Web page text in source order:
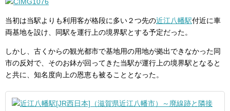
当初は当駅よりも利用客が格段に多い２つ先の近江八幡駅付近に車
両基地を設け、同駅を運行上の境界駅とする予定だった。
しかし、古くからの観光都市で基地用の用地が拠出できなかった同
市の反対で、そのお鉢が回ってきた当駅が運行上の境界駅となると
と共に、知名度向上の恩恵も被ることとなった。